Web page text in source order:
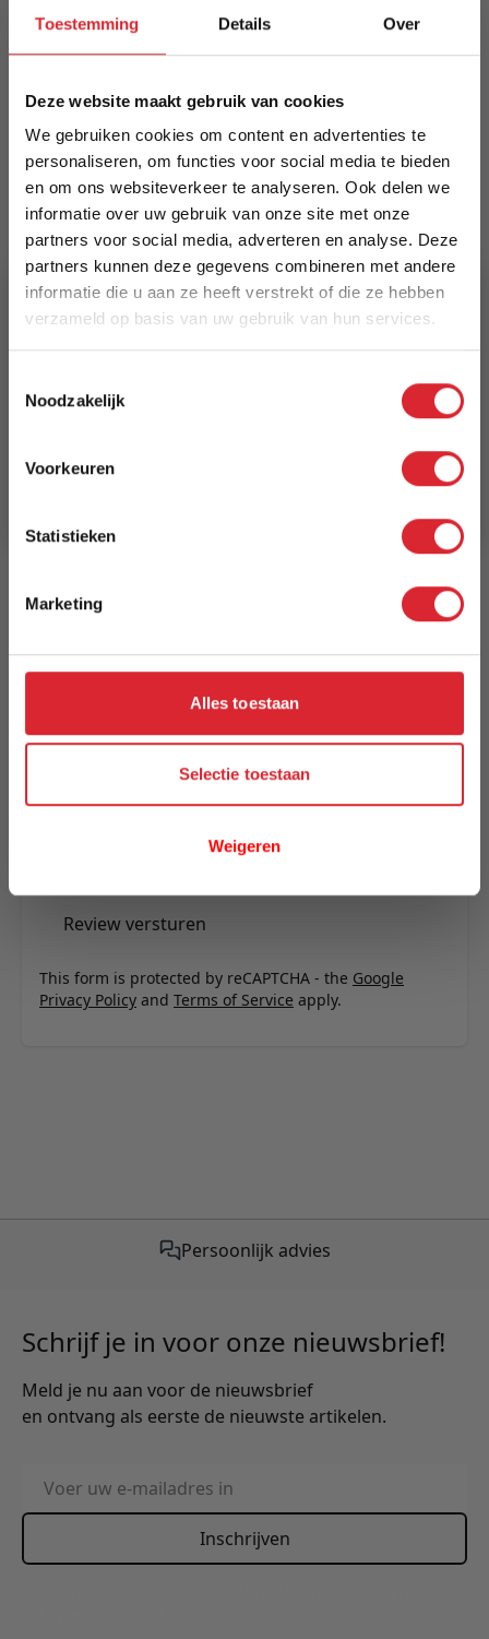
Toestemming Details Over
Deze website maakt gebruik van cookies
We gebruiken cookies om content en advertenties te
personaliseren, om functies voor social media te bieden
en om ons websiteverkeer te analyseren. Ook delen we
informatie over uw gebruik van onze site met onze
partners voor social media, adverteren en analyse. Deze
partners kunnen deze gegevens combineren met andere
informatie die u aan ze heeft verstrekt of die ze hebben
verzameld op basis van uw gebruik van hun services.
Noodzakelijk
Voorkeuren
Statistieken
Marketing
Alles toestaan
Selectie toestaan
Weigeren
afnemen met lichtvochtige doek, geen chemische
middelen. Optioneel: stoelkussen voor extra
Uw naam
Review
Review versturen
This form is protected by reCAPTCHA - the Google
Privacy Policy and Terms of Service apply.
Meer informatie
Merk
Dimehouse
EAN
8720239836592
€ 59,94
Levertijd
Gratis verzending vanaf €50,-
Schrijf je in voor onze nieuwsbrief!
Meld je nu aan voor de nieuwsbrief
en ontvang als eerste de nieuwste artikelen.
E-mailadres
Inschrijven